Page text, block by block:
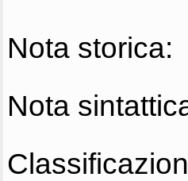
Nota storica:
Nota